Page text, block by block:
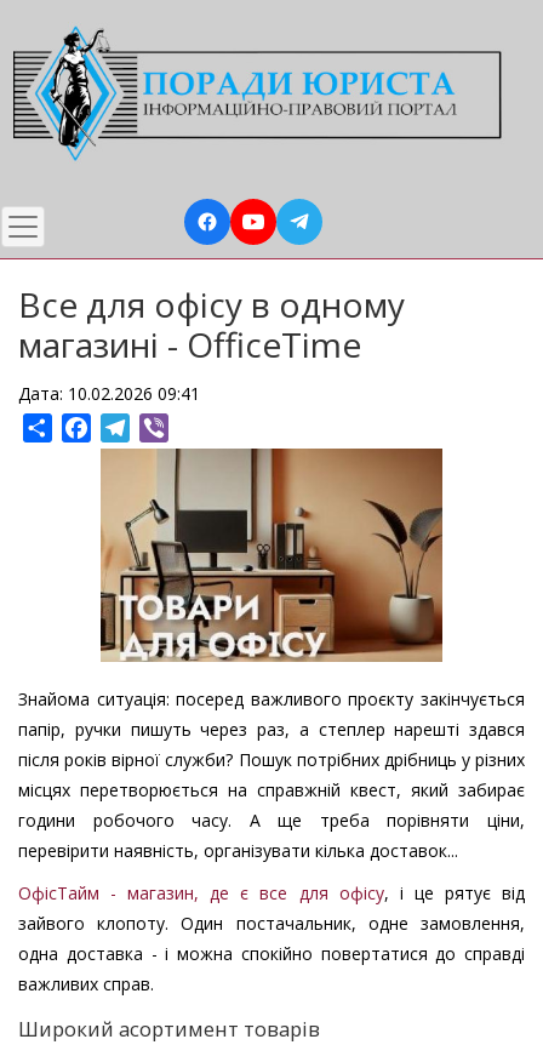
до
основного
вмісту
Все для офісу в одному
магазині - OfficeTime
Дата: 10.02.2026 09:41
ShareFacebookTelegram
Знайома ситуація: посеред важливого проєкту закінчується
папір, ручки пишуть через раз, а степлер нарешті здався
після років вірної служби? Пошук потрібних дрібниць у різних
місцях перетворюється на справжній квест, який забирає
години робочого часу. А ще треба порівняти ціни,
перевірити наявність, організувати кілька доставок...
ОфісТайм - магазин, де є все для офісу, і це рятує від
зайвого клопоту. Один постачальник, одне замовлення,
одна доставка - і можна спокійно повертатися до справді
важливих справ.
Широкий асортимент товарів